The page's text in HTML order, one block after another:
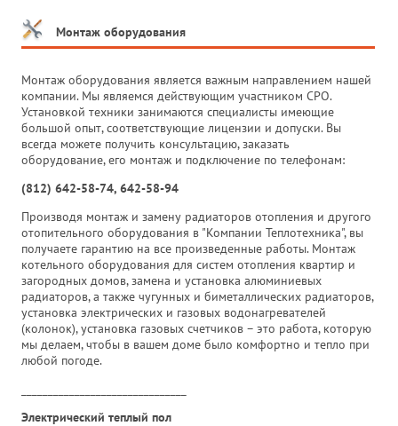
Монтаж оборудования
Монтаж оборудования является важным направлением нашей
компании. Мы являемся действующим участником СРО.
Установкой техники занимаются специалисты имеющие
большой опыт, соответствующие лицензии и допуски. Вы
всегда можете получить консультацию, заказать
оборудование, его монтаж и подключение по телефонам:
(812) 642-58-74, 642-58-94
Производя монтаж и замену радиаторов отопления и другого
отопительного оборудования в "Компании Теплотехника", вы
получаете гарантию на все произведенные работы. Монтаж
котельного оборудования для систем отопления квартир и
загородных домов, замена и установка алюминиевых
радиаторов, а также чугунных и биметаллических радиаторов,
установка электрических и газовых водонагревателей
(колонок), установка газовых счетчиков – это работа, которую
мы делаем, чтобы в вашем доме было комфортно и тепло при
любой погоде.
Электрический теплый пол